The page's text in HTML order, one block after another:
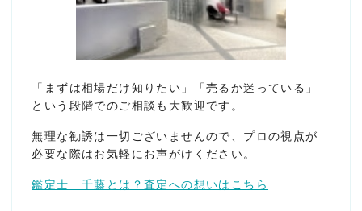
「まずは相場だけ知りたい」「売るか迷っている」
という段階でのご相談も大歓迎です。
無理な勧誘は一切ございませんので、プロの視点が
必要な際はお気軽にお声がけください。
鑑定士 千藤とは？査定への想いはこちら